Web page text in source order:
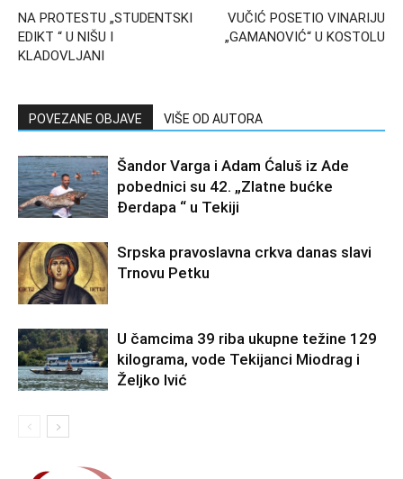
NA PROTESTU „STUDENTSKI
EDIKT “ U NIŠU I
KLADOVLJANI
VUČIĆ POSETIO VINARIJU
„GAMANOVIĆ“ U KOSTOLU
POVEZANE OBJAVE VIŠE OD AUTORA
Šandor Varga i Adam Ćaluš iz Ade
pobednici su 42. „Zlatne bućke
Đerdapa “ u Tekiji
Srpska pravoslavna crkva danas slavi
Trnovu Petku
U čamcima 39 riba ukupne težine 129
kilograma, vode Tekijanci Miodrag i
Željko Ivić